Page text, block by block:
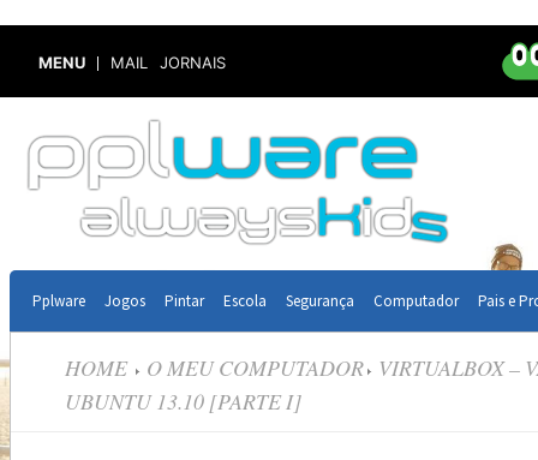
MENU MAIL JORNAIS
Pplware Jogos Pintar Escola Segurança Computador Pais e
HOME O MEU COMPUTADOR VIRTUALBOX –
UBUNTU 13.10 [PARTE I]